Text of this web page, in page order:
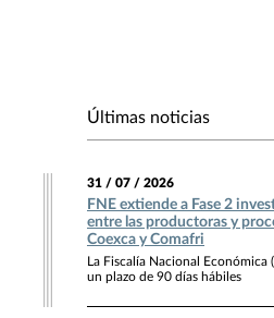
Últimas noticias
31 / 07 / 2026
FNE extiende a Fase 2
entre las productoras y
Coexca y Comafri
La Fiscalía Nacional Económica
un plazo de 90 días hábiles